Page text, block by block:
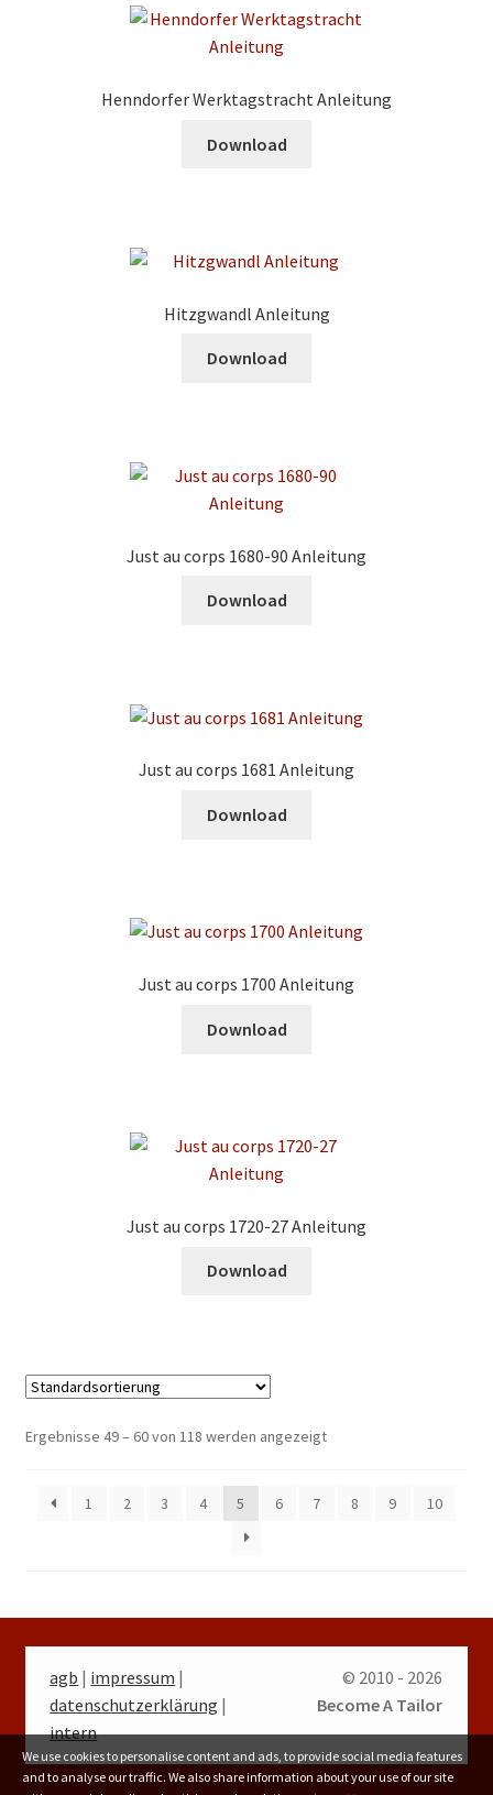
Henndorfer Werktagstracht Anleitung
Download
Hitzgwandl Anleitung
Download
Just au corps 1680-90 Anleitung
Download
Just au corps 1681 Anleitung
Download
Just au corps 1700 Anleitung
Download
Just au corps 1720-27 Anleitung
Download
Ergebnisse 49 – 60 von 118 werden angezeigt
1 2 3 4 5 6 7 8 9 10
agb | impressum |
datenschutzerklärung |
intern
© 2010 - 2026
Become A Tailor
We use cookies to personalise content and ads, to provide social media features
and to analyse our traffic. We also share information about your use of our site